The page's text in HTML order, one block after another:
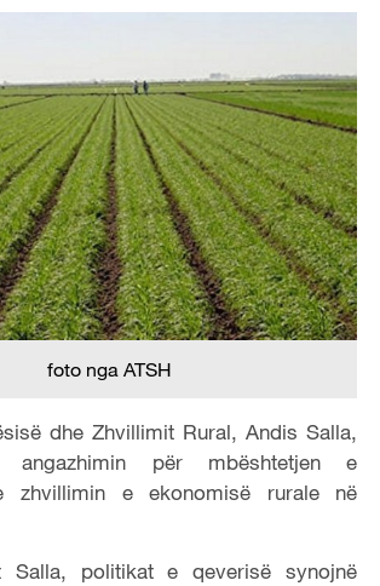
foto nga ATSH
dhe Zhvillimit Rural, Andis Salla,
angazhimin për mbështetjen e
zhvillimin e ekonomisë rurale në
Salla, politikat e qeverisë synojnë